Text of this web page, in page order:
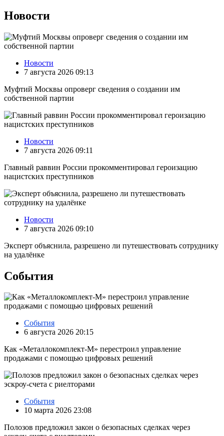
Новости
Новости
7 августа 2026 09:13
Муфтий Москвы опроверг сведения о создании им
собственной партии
Новости
7 августа 2026 09:11
Главный раввин России прокомментировал героизацию
нацистских преступников
Новости
7 августа 2026 09:10
Эксперт объяснила, разрешено ли путешествовать сотруднику
на удалёнке
События
События
6 августа 2026 20:15
Как «Металлокомплект-М» перестроил управление
продажами с помощью цифровых решений
События
10 марта 2026 23:08
Полозов предложил закон о безопасных сделках через